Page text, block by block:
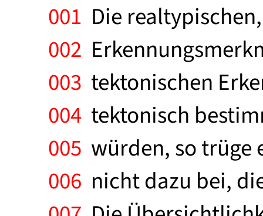
001 Die
002
003 tektonischen
004 tektonisch
005 würden, so trüge
006 nicht dazu bei,